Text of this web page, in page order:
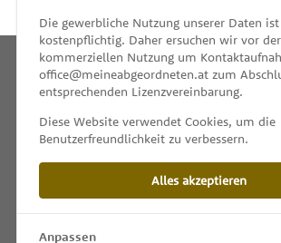
INFO
IMPRESSUM & KONTAKT
Die gewerbliche Nutzung unserer Daten
kostenpflichtig. Daher ersuchen wir vor der
kommerziellen Nutzung um
office@meineabgeordneten.at zum
entsprechenden Lizenzvereinbarung.
Diese Website verwendet Cookies, um die
Benutzerfreundlichkeit zu verbessern.
Alles akzeptieren
Anpassen